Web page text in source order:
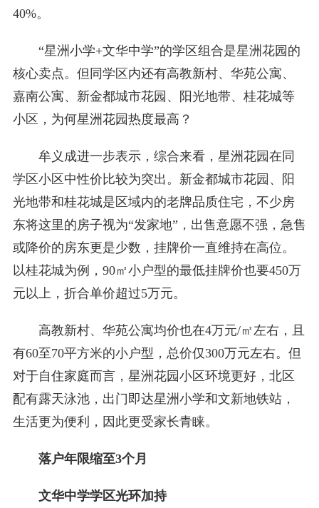
40%。
“星洲小学+文华中学”的学区组合是星洲花园的
核心卖点。但同学区内还有高教新村、华苑公寓、
嘉南公寓、新金都城市花园、阳光地带、桂花城等
小区，为何星洲花园热度最高？
牟义成进一步表示，综合来看，星洲花园在同
学区小区中性价比较为突出。新金都城市花园、阳
光地带和桂花城是区域内的老牌品质住宅，不少房
东将这里的房子视为“发家地”，出售意愿不强，急售
或降价的房东更是少数，挂牌价一直维持在高位。
以桂花城为例，90㎡小户型的最低挂牌价也要450万
元以上，折合单价超过5万元。
高教新村、华苑公寓均价也在4万元/㎡左右，且
有60至70平方米的小户型，总价仅300万元左右。但
对于自住家庭而言，星洲花园小区环境更好，北区
配有露天泳池，出门即达星洲小学和文新地铁站，
生活更为便利，因此更受家长青睐。
落户年限缩至3个月
文华中学学区光环加持